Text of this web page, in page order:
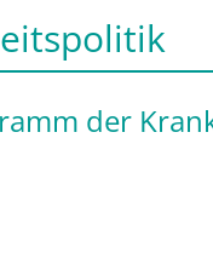
der